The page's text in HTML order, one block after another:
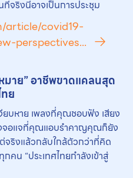
จริงนี่อาจเป็นการประชุม
covid19-
perspectives...
มาย” อาชีพขาดแคลนสุด
ย
บหาย เพลงที่คุณชอบฟัง เสียง
จอแจที่คุณแอบรำคาญคุณก็ยัง
จริงแล้วกลับใกล้ตัวกว่าที่คิด
คน “ประเทศไทยกำลังเข้าสู่